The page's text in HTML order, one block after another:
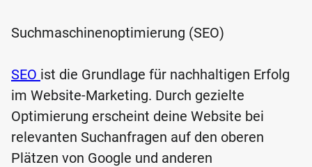
Suchmaschinenoptimierung (SEO)
SEO ist die Grundlage für nachhaltigen Erfolg
im Website-Marketing. Durch gezielte
Optimierung erscheint deine Website bei
relevanten Suchanfragen auf den oberen
Plätzen von Google und anderen